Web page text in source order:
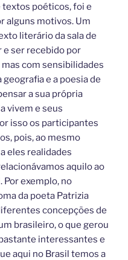
textos poéticos, foi e
alguns motivos. Um
literário da sala de
e ser recebido por
com sensibilidades
e a poesia de
a sua própria
vivem e seus
isso os participantes
pois, ao mesmo
eles realidades
aquilo ao
Por exemplo, no
da poeta Patrizia
concepções de
brasileiro, o que gerou
interessantes e
aqui no Brasil temos a